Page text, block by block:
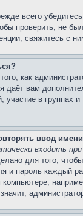
всего
проверить, не
свяжитесь с
как
даёт вам
в группах
ввод
входить
для того,
и пароль каждый
значит,